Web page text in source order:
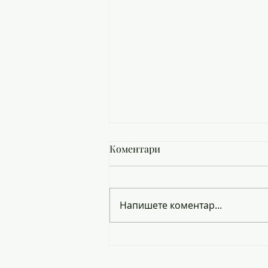
Коментари
Напишете коментар...